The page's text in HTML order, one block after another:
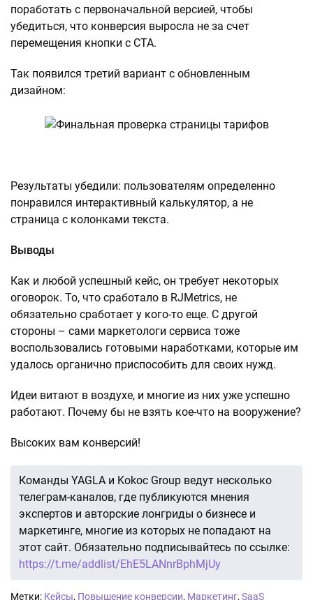
поработать с первоначальной версией, чтобы
убедиться, что конверсия выросла не за счет
перемещения кнопки с СТА.
Так появился третий вариант с обновленным
дизайном:
Результаты убедили: пользователям определенно
понравился интерактивный калькулятор, а не
страница с колонками текста.
Выводы
Как и любой успешный кейс, он требует некоторых
оговорок. То, что сработало в RJMetrics, не
обязательно сработает у кого-то еще. С другой
стороны – сами маркетологи сервиса тоже
воспользовались готовыми наработками, которые им
удалось органично приспособить для своих нужд.
Идеи витают в воздухе, и многие из них уже успешно
работают. Почему бы не взять кое-что на вооружение?
Высоких вам конверсий!
Команды YAGLA и Kokoc Group ведут несколько
телеграм-каналов, где публикуются мнения
экспертов и авторские лонгриды о бизнесе и
маркетинге, многие из которых не попадают на
этот сайт. Обязательно подписывайтесь по ссылке:
https://t.me/addlist/EhE5LANnrBphMjUy
Метки: Кейсы, Повышение конверсии, Маркетинг, SaaS